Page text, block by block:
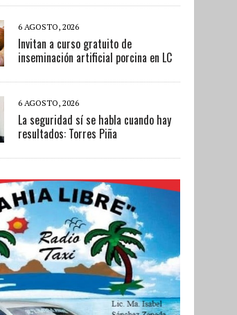
6 AGOSTO, 2026
Invitan a curso gratuito de
inseminación artificial porcina en LC
6 AGOSTO, 2026
La seguridad sí se habla cuando hay
resultados: Torres Piña